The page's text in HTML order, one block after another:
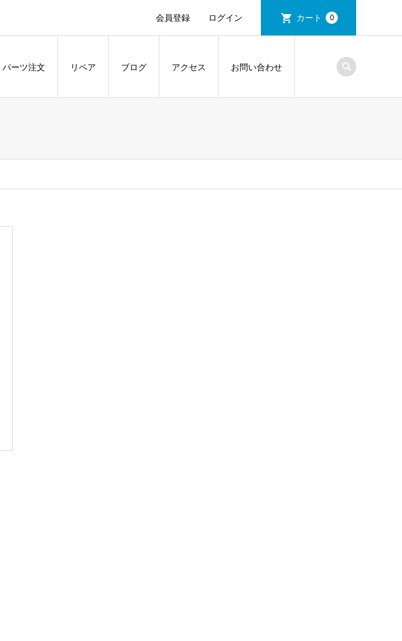
会員登録 ログイン カート 0
パーツ注文 リペア ブログ アクセス お問い合わせ